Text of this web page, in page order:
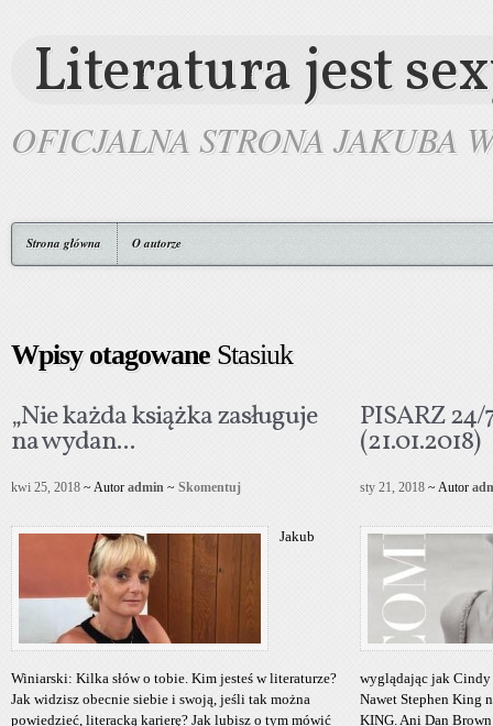
Literatura jest
OFICJALNA STRONA JAKUBA
Strona główna O autorze
Wpisy otagowaneStasiuk
„Nie każda książka zasługuje
na wydan...
kwi 25, 2018 ~ Autor admin ~ Skomentuj
Jakub
Winiarski: Kilka słów o tobie. Kim jesteś w literaturze?
Jak widzisz obecnie siebie i swoją, jeśli tak można
powiedzieć, literacką karierę? Jak lubisz o tym mówić
PISARZ 24/
(21.01.2018)
sty 21, 2018 ~ Autor
wyglądając jak
Nawet Stephen King
KING. Ani Dan